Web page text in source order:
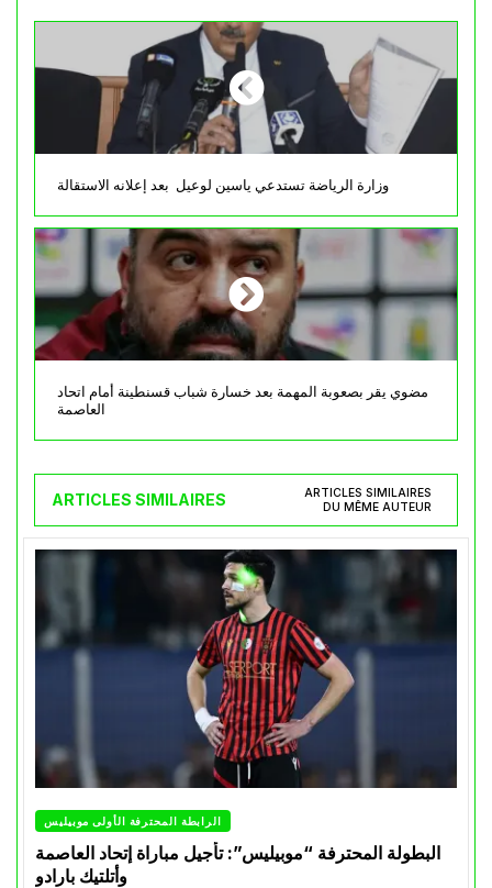
وزارة الرياضة تستدعي ياسين لوعيل بعد إعلانه الاستقالة
مضوي يقر بصعوبة المهمة بعد خسارة شباب قسنطينة أمام اتحاد
العاصمة
ARTICLES SIMILAIRES
ARTICLES SIMILAIRES
DU MÊME AUTEUR
الرابطة المحترفة الأولى موبيليس
البطولة المحترفة “موبيليس”: تأجيل مباراة إتحاد العاصمة
وأتلتيك بارادو